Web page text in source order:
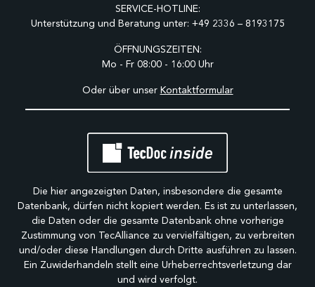
SERVICE-HOTLINE:
Unterstützung und Beratung unter: +49 2336 – 8193175
ÖFFNUNGSZEITEN:
Mo - Fr 08:00 - 16:00 Uhr
Oder über unser Kontaktformular
Die hier angezeigten Daten, insbesondere die gesamte
Datenbank, dürfen nicht kopiert werden. Es ist zu unterlassen,
die Daten oder die gesamte Datenbank ohne vorherige
Zustimmung von TecAlliance zu vervielfältigen, zu verbreiten
und/oder diese Handlungen durch Dritte ausführen zu lassen.
Ein Zuwiderhandeln stellt eine Urheberrechtsverletzung dar
und wird verfolgt.